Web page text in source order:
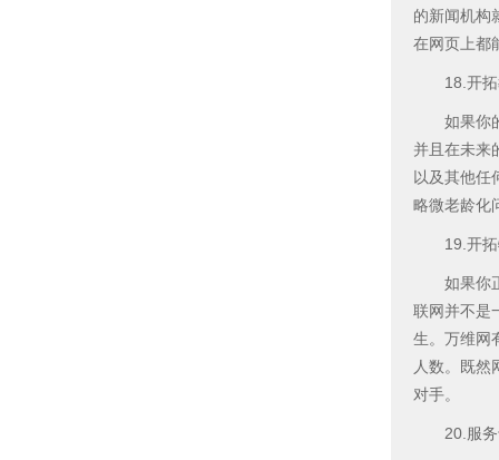
的新闻机构
在网页上都
18.开拓
如果你的
并且在未来
以及其他任
略微老龄化
19.开拓
如果你正
联网并不是
生。万维网
人数。既然
对手。
20.服务